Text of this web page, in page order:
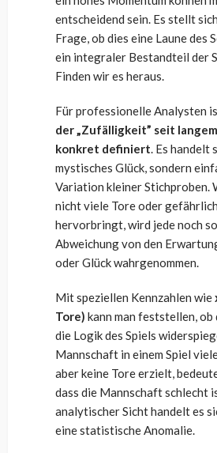
entscheidend sein. Es stellt
Frage, ob dies eine Laune des
ein integraler Bestandteil der
Finden wir es heraus.
Für professionelle Analysten
der „Zufälligkeit” seit
konkret definiert. Es handelt
mystisches Glück, sondern
Variation kleiner Stichproben.
nicht viele Tore oder
hervorbringt, wird jede noch
Abweichung von den
oder Glück wahrgenommen.
Mit speziellen Kennzahlen wie
Tore) kann man feststellen, ob
die Logik des Spiels
Mannschaft in einem Spiel
aber keine Tore erzielt,
dass die Mannschaft schlecht
analytischer Sicht handelt es
eine statistische Anomalie.